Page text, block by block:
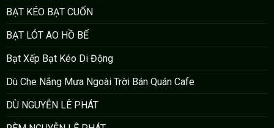
BẠT KÉO BẠT CUỐN
BẠT LÓT AO HỒ BỂ
Bạt Xếp Bạt Kéo Di Động
Dù Che Nắng Mưa Ngoài Trời Bán Quán Cafe
DÙ NGUYỄN LÊ PHÁT